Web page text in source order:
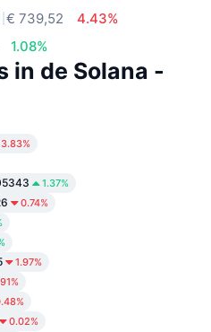
€ 739,52
4.43%
1.08%
in de Solana -
3.83%
1.37%
0.74%
1.97%
0.02%